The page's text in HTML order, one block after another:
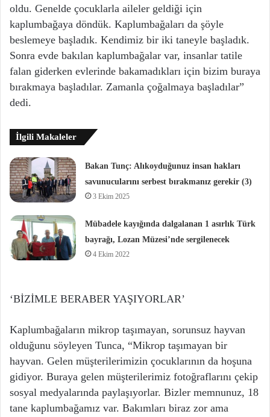
oldu. Genelde çocuklarla aileler geldiği için
kaplumbağaya döndük. Kaplumbağaları da şöyle
beslemeye başladık. Kendimiz bir iki taneyle başladık.
Sonra evde bakılan kaplumbağalar var, insanlar tatile
falan giderken evlerinde bakamadıkları için bizim buraya
bırakmaya başladılar. Zamanla çoğalmaya başladılar”
dedi.
İlgili Makaleler
Bakan Tunç: Alıkoyduğunuz insan hakları
savunucularını serbest bırakmanız gerekir (3)
3 Ekim 2025
Mübadele kayığında dalgalanan 1 asırlık Türk
bayrağı, Lozan Müzesi’nde sergilenecek
4 Ekim 2022
‘BİZİMLE BERABER YAŞIYORLAR’
Kaplumbağaların mikrop taşımayan, sorunsuz hayvan
olduğunu söyleyen Tunca, “Mikrop taşımayan bir
hayvan. Gelen müşterilerimizin çocuklarının da hoşuna
gidiyor. Buraya gelen müşterilerimiz fotoğraflarını çekip
sosyal medyalarında paylaşıyorlar. Bizler memnunuz, 18
tane kaplumbağamız var. Bakımları biraz zor ama